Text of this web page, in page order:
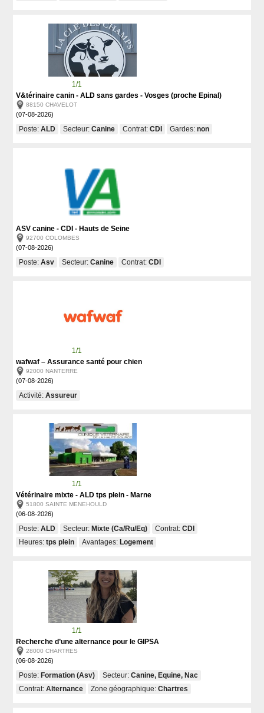
1/1
V&térinaire canin - ALD sans gardes - Vosges (proche Epinal)
88150 CHAVELOT
(07-08-2026)
Poste: ALD Secteur: Canine Contrat: CDI Gardes: non
ASV canine - CDI - Hauts de Seine
92700 COLOMBES
(07-08-2026)
Poste: Asv Secteur: Canine Contrat: CDI
1/1
wafwaf – Assurance santé pour chien
92000 NANTERRE
(07-08-2026)
Activité: Assureur
1/1
Vétérinaire mixte - ALD tps plein - Marne
51800 SAINTE MENEHOULD
(06-08-2026)
Poste: ALD Secteur: Mixte (Ca/Ru/Eq) Contrat: CDI
Heures: tps plein Avantages: Logement
1/1
Recherche d’une alternance pour le GIPSA
28000 CHARTRES
(06-08-2026)
Poste: Formation (Asv) Secteur: Canine, Equine, Nac
Contrat: Alternance Zone géographique: Chartres